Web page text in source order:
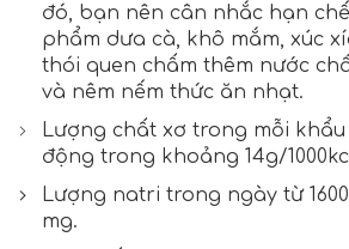
đó, bạn nên cân nhắc hạn
phẩm dưa cà, khô mắm, xúc
thói quen chấm thêm nước
và nêm nếm thức ăn nhạt.
Lượng chất xơ trong mỗi
động trong khoảng 14g/
Lượng natri trong ngày từ
mg.